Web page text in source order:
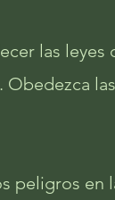
las
peligros en